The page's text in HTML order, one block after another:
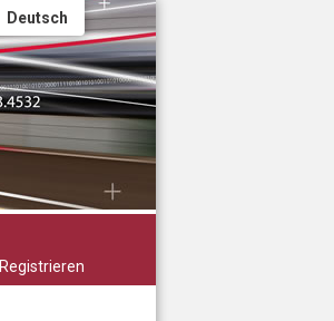
Deutsch
Registrieren